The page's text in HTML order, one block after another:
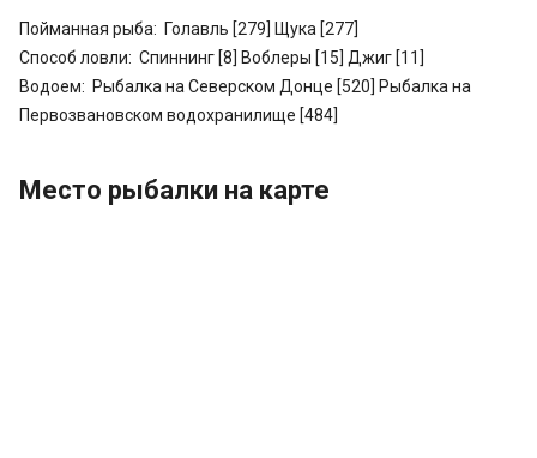
Пойманная рыба: Голавль [279] Щука [277]
Способ ловли: Спиннинг [8] Воблеры [15] Джиг [11]
Водоем: Рыбалка на Северском Донце [520] Рыбалка на
Первозвановском водохранилище [484]
Место рыбалки на карте